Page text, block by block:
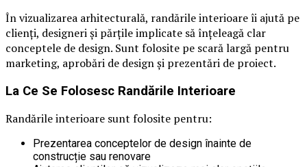
În vizualizarea arhitecturală, randările interioare îi ajută pe
clienți, designeri și părțile implicate să înțeleagă clar
conceptele de design. Sunt folosite pe scară largă pentru
marketing, aprobări de design și prezentări de proiect.
La Ce Se Folosesc Randările Interioare
Randările interioare sunt folosite pentru:
Prezentarea conceptelor de design înainte de
construcție sau renovare